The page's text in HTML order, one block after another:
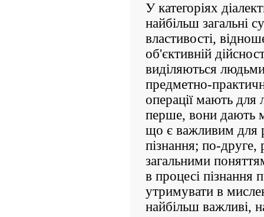
У категоріях
найбільш загальні
властивості,
об'єктивній
виділяються людьми
предметно-
операції мають
перше, вони дають
що є важливим для
пізнання; по-друге,
загальними
в процесі пізнання
утримувати в
найбільш важливі,